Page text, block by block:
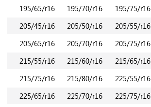
195/65/r16
195/70/r16 195/75/r16
205/45/r16
205/50/r16 205/55/r16
205/65/r16
205/70/r16 205/75/r16
215/55/r16
215/60/r16 215/65/r16
215/75/r16
215/80/r16 225/55/r16
225/65/r16
225/70/r16 225/75/r16